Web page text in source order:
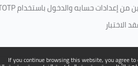
If you continue browsing this website, you agree to
من إعدادات حسابه والدخول باستخدام
الاختبار